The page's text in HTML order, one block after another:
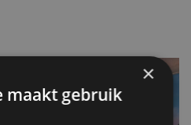
×
maakt gebruik